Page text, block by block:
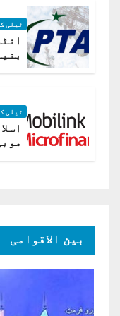
ٹیلی
ٹیلی
بین الاقوامی